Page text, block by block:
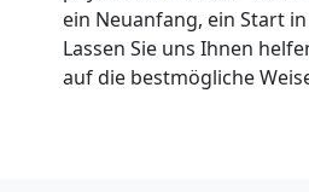
ein Neuanfang, ein Start
Lassen Sie uns Ihnen
auf die bestmögliche
Wolfsberg